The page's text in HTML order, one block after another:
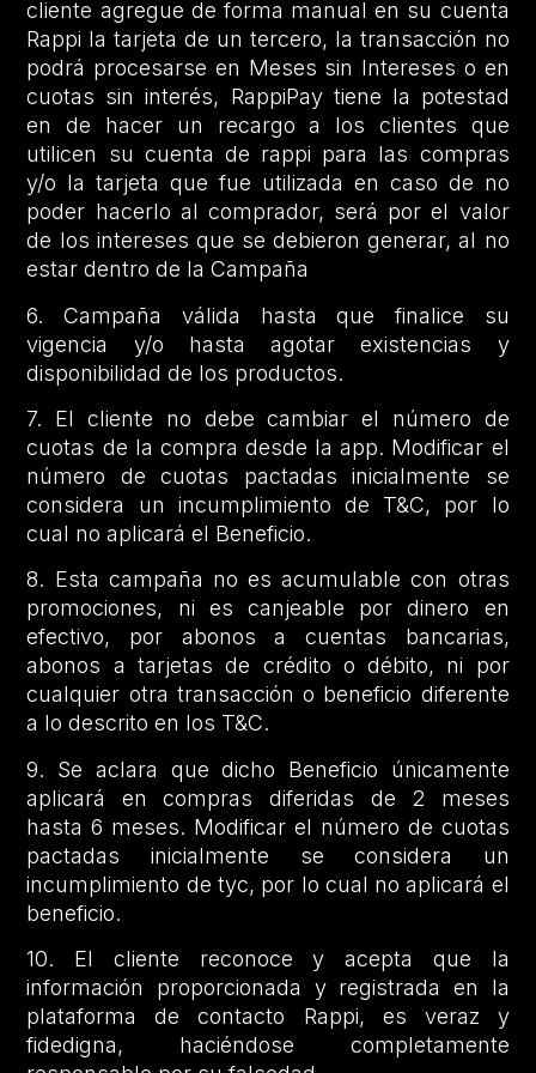
cliente agregue de forma manual en su cuenta
Rappi la tarjeta de un tercero, la transacción no
podrá procesarse en Meses sin Intereses o en
cuotas sin interés, RappiPay tiene la potestad
en de hacer un recargo a los clientes que
utilicen su cuenta de rappi para las compras
y/o la tarjeta que fue utilizada en caso de no
poder hacerlo al comprador, será por el valor
de los intereses que se debieron generar, al no
estar dentro de la Campaña
6. Campaña válida hasta que finalice su
vigencia y/o hasta agotar existencias y
disponibilidad de los productos.
7. El cliente no debe cambiar el número de
cuotas de la compra desde la app. Modificar el
número de cuotas pactadas inicialmente se
considera un incumplimiento de T&C, por lo
cual no aplicará el Beneficio.
8. Esta campaña no es acumulable con otras
promociones, ni es canjeable por dinero en
efectivo, por abonos a cuentas bancarias,
abonos a tarjetas de crédito o débito, ni por
cualquier otra transacción o beneficio diferente
a lo descrito en los T&C.
9. Se aclara que dicho Beneficio únicamente
aplicará en compras diferidas de 2 meses
hasta 6 meses. Modificar el número de cuotas
pactadas inicialmente se considera un
incumplimiento de tyc, por lo cual no aplicará el
beneficio.
10. El cliente reconoce y acepta que la
información proporcionada y registrada en la
plataforma de contacto Rappi, es veraz y
fidedigna, haciéndose completamente